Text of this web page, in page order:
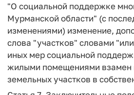
"О социальной поддержке
Мурманской области" (с
изменениями) изменение,
слова "участков" словами
иных мер социальной
жилыми помещениями взамен
земельных участков в